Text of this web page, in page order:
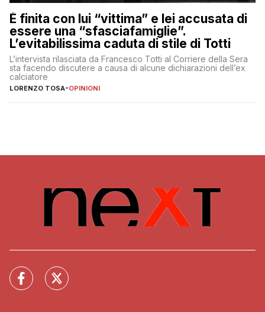
È finita con lui “vittima” e lei accusata di
essere una “sfasciafamiglie”.
L’evitabilissima caduta di stile di Totti
L’intervista rilasciata da Francesco Totti al Corriere della Sera
sta facendo discutere a causa di alcune dichiarazioni dell’ex
calciatore
LORENZO TOSA-OPINIONI